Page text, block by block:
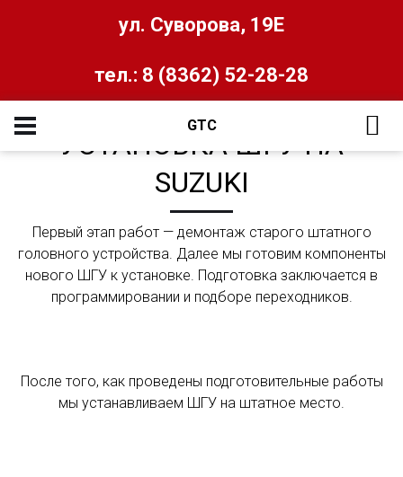
ул. Суворова, 19Е
тел.: 8 (8362) 52-28-28
GTC
УСТАНОВКА ШГУ НА
SUZUKI
Первый этап работ — демонтаж старого штатного
головного устройства. Далее мы готовим компоненты
нового ШГУ к установке. Подготовка заключается в
программировании и подборе переходников.
После того, как проведены подготовительные работы
мы устанавливаем ШГУ на штатное место.